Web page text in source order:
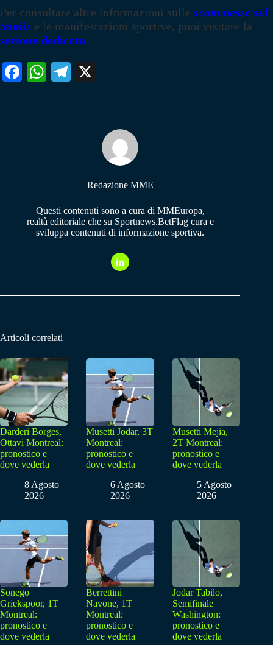
Per consultare altre informazioni sulle scommesse sul
tennis e le manifestazioni sportive, puoi visitare la
sezione dedicata
Fa W
pp
Te
m
Redazione MME
Questi contenuti sono a cura di MMEuropa,
realtà editoriale che su Sportnews.BetFlag cura e
sviluppa contenuti di informazione sportiva.
Articoli correlati
Darderi Borges,
Ottavi Montreal:
pronostico e
dove vederla
8 Agosto
2026
Musetti Jodar, 3T
Montreal:
pronostico e
dove vederla
6 Agosto
2026
Musetti Mejia,
2T Montreal:
pronostico e
dove vederla
5 Agosto
2026
Sonego
Griekspoor, 1T
Montreal:
pronostico e
dove vederla
Berrettini
Navone, 1T
Montreal:
pronostico e
dove vederla
Jodar Tabilo,
Semifinale
Washington:
pronostico e
dove vederla